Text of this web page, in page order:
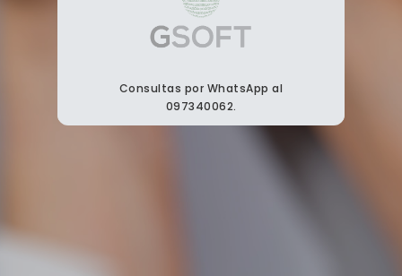
Consultas por WhatsApp al
097340062.